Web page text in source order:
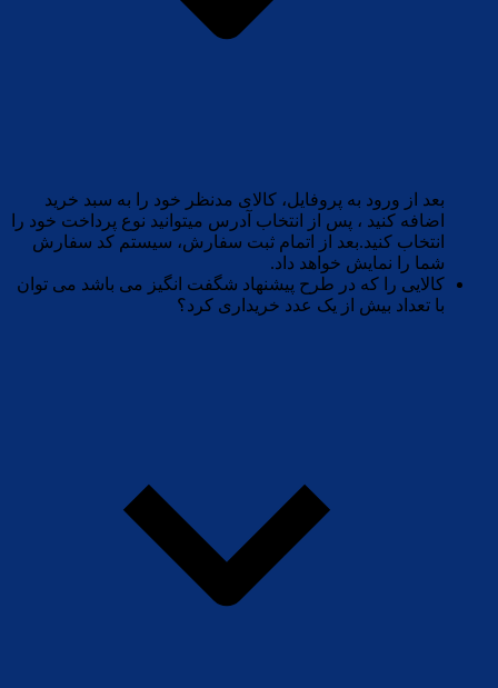
بعد از ورود به پروفایل، کالای مدنظر خود را به سبد خرید
اضافه کنید ، پس از انتخاب آدرس میتوانید نوع پرداخت خود را
انتخاب کنید.بعد از اتمام ثبت سفارش، سیستم کد سفارش
شما را نمایش خواهد داد.
کالایی را که در طرح پیشنهاد شگفت انگیز می باشد می توان
با تعداد بیش از یک عدد خریداری کرد؟